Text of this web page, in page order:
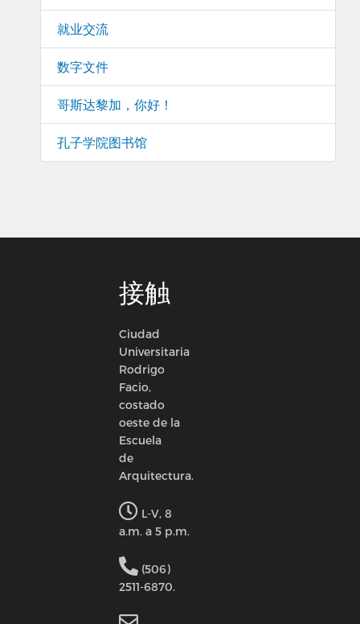
就业交流
数字文件
哥斯达黎加，你好！
孔子学院图书馆
接触
Ciudad
Universitaria
Rodrigo
Facio,
costado
oeste de la
Escuela
de
Arquitectura.
L-V, 8
a.m. a 5 p.m.
(506)
2511-6870.